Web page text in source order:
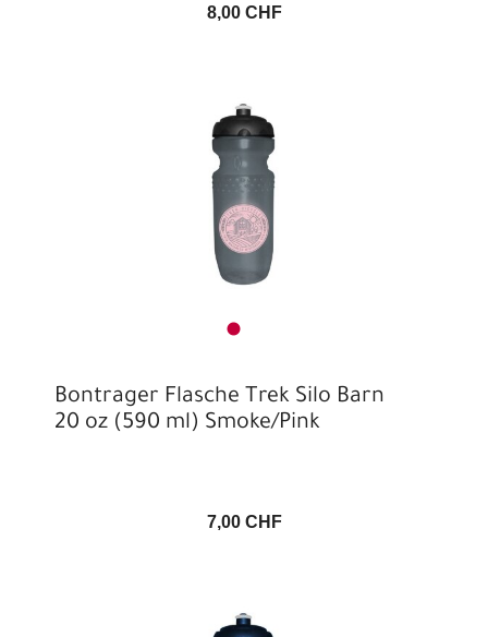
8,00 CHF
Bontrager Flasche Trek Silo Barn
20 oz (590 ml) Smoke/Pink
7,00 CHF